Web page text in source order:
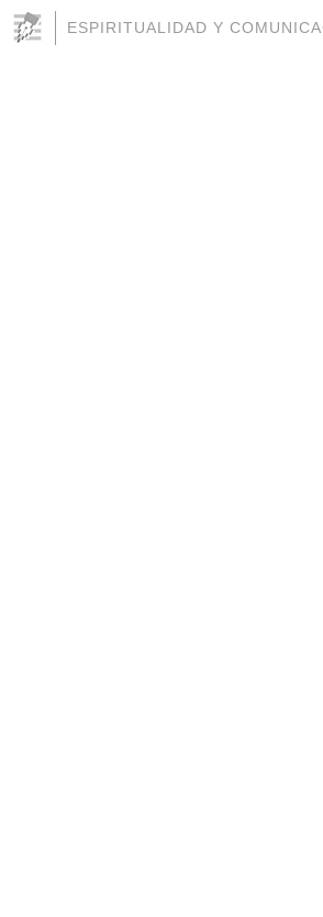
ESPIRITUALIDAD Y